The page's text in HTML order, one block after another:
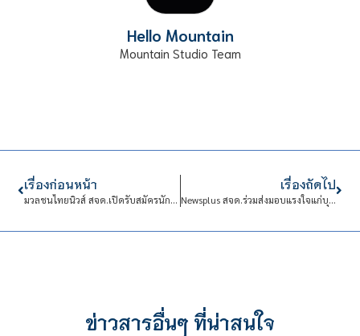
Hello Mountain
Mountain Studio Team
เรื่องก่อนหน้า
มวลชนไทยนิวส์ สจด.เปิดรับสมัครนักศึกษาใหม่ ประจำปีการศึกษา 2564
เรื่องถัดไป
Newsplus สจด.ร่วมส่งมอบแรงใจแก่บุคลากรทางการแพทย์ในภาวะการแพร่ระบาดเชื้อไวรัส COVID-19
ข่าวสารอื่นๆ ที่น่าสนใจ